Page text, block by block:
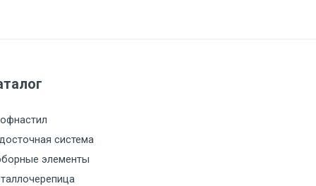
за МКАД
за МКАД
за МКАД
система
элементы